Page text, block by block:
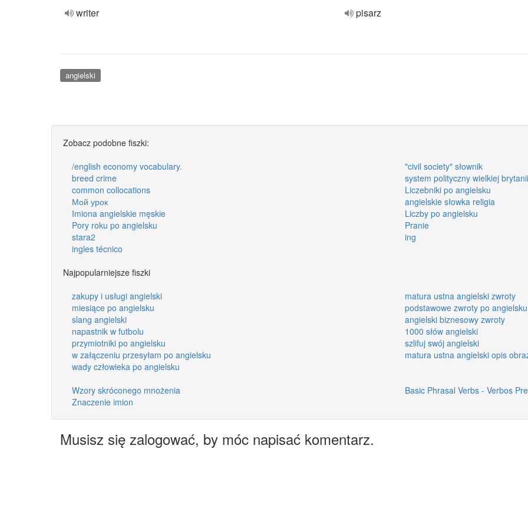
writer pisarz
angielski
Zobacz podobne fiszki:
/english economy vocabulary.
"civil society" słownik
breed crime
system polityczny wielkiej brytanii
common collocations
Liczebniki po angielsku
Мой урок
angielskie słowka religia
Imiona angielskie męskie
Liczby po angielsku
Pory roku po angielsku
Pranie
stara2
ing
ingles técnico
Najpopularniejsze fiszki
zakupy i usługi angielski
matura ustna angielski zwroty
miesiące po angielsku
podstawowe zwroty po angielsku
slang angielski
angielski biznesowy zwroty
napastnik w futbolu
1000 słów angielski
przymiotniki po angielsku
szlifuj swój angielski
w załączeniu przesyłam po angielsku
matura ustna angielski opis
wady człowieka po angielsku
Wzory skróconego mnożenia
Basic Phrasal Verbs - Verbos
Znaczenie imion
Musisz się zalogować, by móc napisać komentarz.